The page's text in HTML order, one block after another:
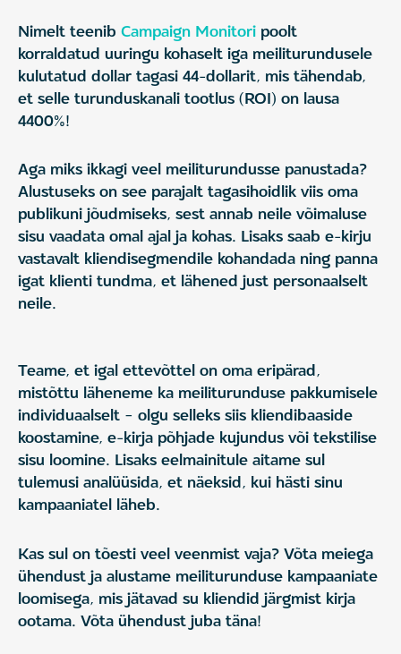
Nimelt teenib Campaign Monitori poolt
korraldatud uuringu kohaselt iga meiliturundusele
kulutatud dollar tagasi 44-dollarit, mis tähendab,
et selle turunduskanali tootlus (ROI) on lausa
4400%!
Aga miks ikkagi veel meiliturundusse panustada?
Alustuseks on see parajalt tagasihoidlik viis oma
publikuni jõudmiseks, sest annab neile võimaluse
sisu vaadata omal ajal ja kohas. Lisaks saab e-kirju
vastavalt kliendisegmendile kohandada ning panna
igat klienti tundma, et lähened just personaalselt
neile.
Teame, et igal ettevõttel on oma eripärad,
mistõttu läheneme ka meiliturunduse pakkumisele
individuaalselt – olgu selleks siis kliendibaaside
koostamine, e-kirja põhjade kujundus või tekstilise
sisu loomine. Lisaks eelmainitule aitame sul
tulemusi analüüsida, et näeksid, kui hästi sinu
kampaaniatel läheb.
Kas sul on tõesti veel veenmist vaja? Võta meiega
ühendust ja alustame meiliturunduse kampaaniate
loomisega, mis jätavad su kliendid järgmist kirja
ootama. Võta ühendust juba täna!